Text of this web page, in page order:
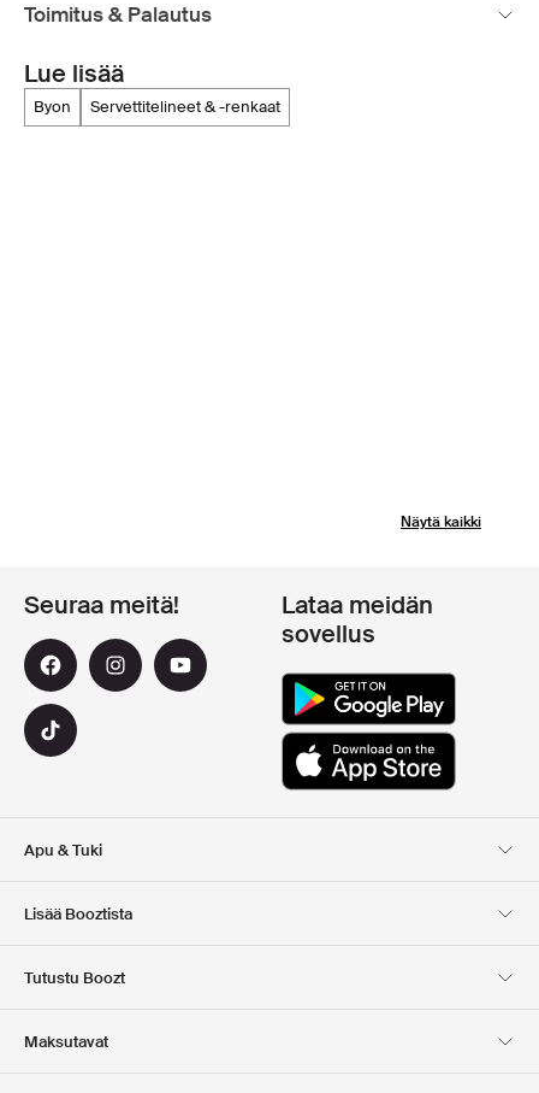
Toimitus & Palautus
Lue lisää
byon servettitelineet & -renkaat
Näytä kaikki
Apu & Tuki
Lisää Booztista
Club Boozt
Tutustu Boozt
Seuraa meitä!
Lataa meidän
sovellus
Maksutavat